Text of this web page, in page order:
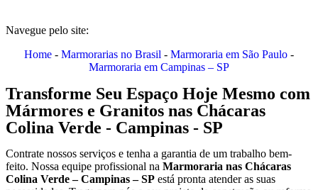
Navegue pelo site:
Home - Marmorarias no Brasil - Marmoraria em São Paulo -
Marmoraria em Campinas – SP
Transforme Seu Espaço Hoje Mesmo com
Mármores e Granitos nas Chácaras
Colina Verde - Campinas - SP
Contrate nossos serviços e tenha a garantia de um trabalho bem-
feito. Nossa equipe profissional na Marmoraria nas Chácaras
Colina Verde – Campinas – SP está pronta atender as suas